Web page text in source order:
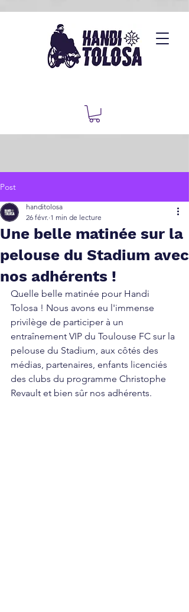
Post
Une belle matinée sur la
pelouse du Stadium avec
nos adhérents !
handitolosa
26 févr. 1 min de lecture
Quelle belle matinée pour Handi
Tolosa ! Nous avons eu l'immense
privilège de participer à un
entraînement VIP du Toulouse FC sur la
pelouse du Stadium, aux côtés des
médias, partenaires, enfants licenciés
des clubs du programme Christophe
Revault et bien sûr nos adhérents.